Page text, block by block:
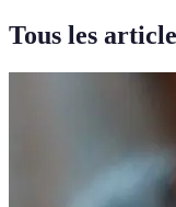
Tous les